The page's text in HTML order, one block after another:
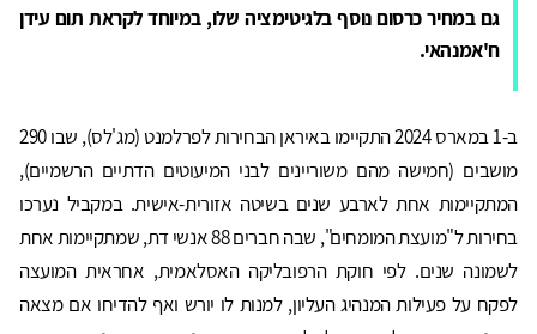
גם במחיר כרסום נוסף בלגיטימציה שלו, במיוחד לקראת תום עידן
ח'אמנהאי.
ב-1 במארס 2024 התקיימו באיראן הבחירות לפרלמנט (מג'לס), שבו 290
מושבים (חמישה מהם משוריינים לבני המיעוטים הדתיים הרשמיים),
המתקיימות אחת לארבע שנים בשיטה אזורית-אישית. במקביל נערכו
בחירות ל"מועצת המומחים", שבה חברים 88 אנשי דת, שמתקיימות אחת
לשמונה שנים. לפי חוקת הרפובליקה האסלאמית, אחראית המועצה
לפקח על פעילות המנהיג העליון, למנות לו יורש ואף להדיחו אם מצאה